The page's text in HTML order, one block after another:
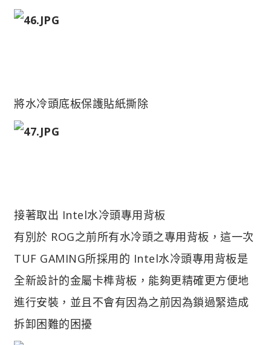
將水冷頭底板保護貼紙撕除
接著取出 Intel水冷頭專用背板
有別於 ROG之前所有水冷頭之專用背板，這一次
TUF GAMING所採用的 Intel水冷頭專用背板是
全新設計的金屬卡榫背板，能夠更精確更方便地
進行安裝，並且不會有因為之前因為鎖過緊造成
拆卸困難的困擾